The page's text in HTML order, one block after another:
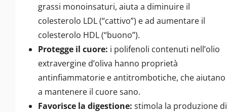
grassi monoinsaturi, aiuta a diminuire il
colesterolo LDL (“cattivo”) e ad aumentare il
colesterolo HDL (“buono”).
Protegge il cuore: i polifenoli contenuti nell’olio
extravergine d’oliva hanno proprietà
antinfiammatorie e antitrombotiche, che aiutano
a mantenere il cuore sano.
Favorisce la digestione: stimola la produzione di